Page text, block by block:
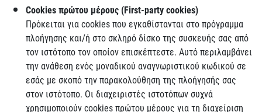
Cookies πρώτου μέρους (First-party cookies)
Πρόκειται για cookies που εγκαθίστανται στο πρόγραμμα
πλοήγησης και/ή στο σκληρό δίσκο της συσκευής σας από
τον ιστότοπο τον οποίον επισκέπτεστε. Αυτό περιλαμβάνει
την ανάθεση ενός μοναδικού αναγνωριστικού κωδικού σε
εσάς με σκοπό την παρακολούθηση της πλοήγησής σας
στον ιστότοπο. Οι διαχειριστές ιστοτόπων συχνά
χρησιμοποιούν cookies πρώτου μέρους για τη διαχείριση